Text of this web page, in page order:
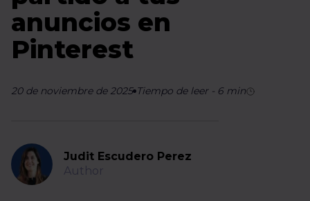
anuncios en
Pinterest
20 de noviembre de 2025 Tiempo de leer- 6 min
Judit Escudero Perez
Author